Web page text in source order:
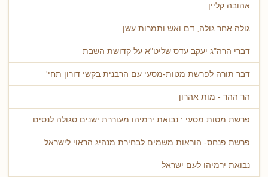
אהובה קליין
גולה אחר גולה, דם ואש ותמרות עשן
דברי הרה"ג יעקב עדס שליט"א על קדושת השבת
דבר תורה לפרשת מטות-מסעי עם הרבנית בקשי דורון תחי'
הר ההר - מות אהרון
פרשת מטות מסעי : נבואת ירמיהו מעוררת ישנים סגולה לנסים
פרשת פנחס- הוראות משמים לבחירת מנהיג הראוי לישראל
נבואת ירמיהו לעם ישראל